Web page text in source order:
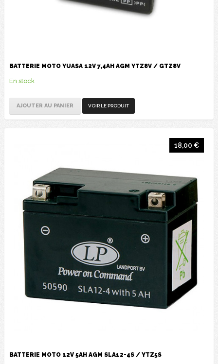
BATTERIE MOTO YUASA 12V 7,4AH AGM YTZ8V / GTZ8V
En stock
AJOUTER AU PANIER VOIR LE PRODUIT
BATTERIE MOTO 12V 5AH AGM SLA12-4S / YTZ5S
18,00 €